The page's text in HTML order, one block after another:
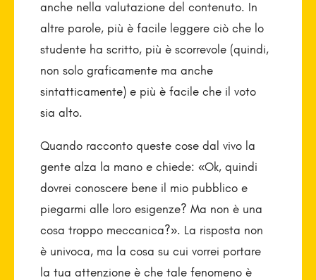
anche nella valutazione del contenuto. In
altre parole, più è facile leggere ciò che lo
studente ha scritto, più è scorrevole (quindi,
non solo graficamente ma anche
sintatticamente) e più è facile che il voto
sia alto.
Quando racconto queste cose dal vivo la
gente alza la mano e chiede: «Ok, quindi
dovrei conoscere bene il mio pubblico e
piegarmi alle loro esigenze? Ma non è una
cosa troppo meccanica?». La risposta non
è univoca, ma la cosa su cui vorrei portare
la tua attenzione è che tale fenomeno è